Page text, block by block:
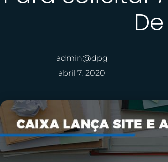
admin@dpg
abril 7, 2020